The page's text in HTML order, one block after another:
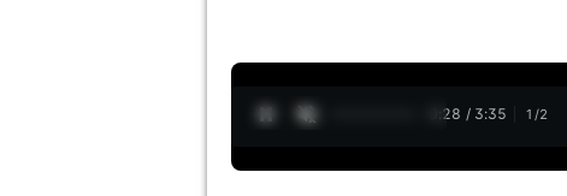
0:29 / 3:35 1 /2